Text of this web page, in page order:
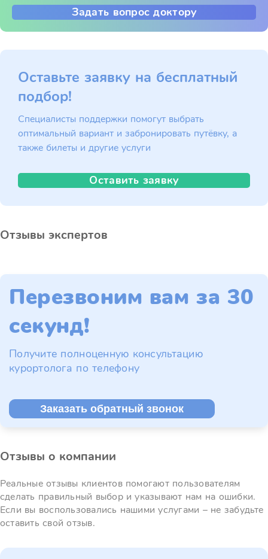
Задать вопрос доктору
Оставьте заявку на бесплатный
подбор!
Специалисты поддержки помогут выбрать
оптимальный вариант и забронировать путёвку, а
также билеты и другие услуги
Оставить заявку
Отзывы экспертов
Перезвоним вам за 30
секунд!
Получите полноценную консультацию
курортолога по телефону
Заказать обратный звонок
Отзывы о компании
Реальные отзывы клиентов помогают пользователям
сделать правильный выбор и указывают нам на ошибки.
Если вы воспользовались нашими услугами – не забудьте
оставить свой отзыв.